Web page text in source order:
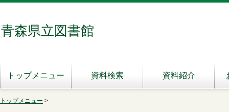
青森県立図書館
トップメニュー 資料検索 資料紹介
トップメニュー >